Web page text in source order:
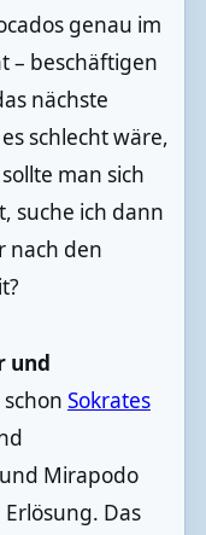
genau im
– beschäftigen
nächste
schlecht wäre,
man sich
suche ich dann
nach den
und
Sokrates
Mirapodo
Das